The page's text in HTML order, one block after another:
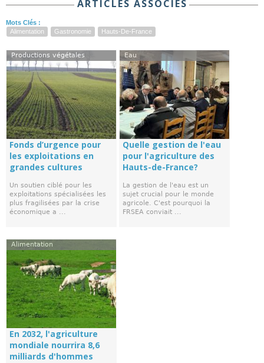
ARTICLES ASSOCIÉS
Mots Clés :
Alimentation
Gastronomie Hauts-De-France
Productions végétales
Fonds d’urgence pour
les exploitations en
grandes cultures
Un soutien ciblé pour les
exploitations spécialisées les
plus fragilisées par la crise
économique a ...
Eau
Quelle gestion de l'eau
pour l'agriculture des
Hauts-de-France?
La gestion de l'eau est un
sujet crucial pour le monde
agricole. C'est pourquoi la
FRSEA conviait ...
Alimentation
En 2032, l'agriculture
mondiale nourrira 8,6
milliards d'hommes